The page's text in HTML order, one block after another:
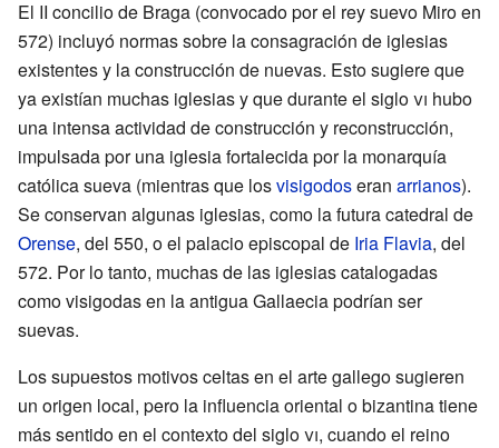
El II concilio de Braga (convocado por el rey suevo Miro en
572) incluyó normas sobre la consagración de iglesias
existentes y la construcción de nuevas. Esto sugiere que
ya existían muchas iglesias y que durante el siglovi hubo
una intensa actividad de construcción y reconstrucción,
impulsada por una iglesia fortalecida por la monarquía
católica sueva (mientras que losvisigodoseran arrianos).
Se conservan algunas iglesias, como la futura catedral de
Orense, del 550, o el palacio episcopal de Iria Flavia, del
572. Por lo tanto, muchas de las iglesias catalogadas
como visigodas en la antigua Gallaecia podrían ser
suevas.
Los supuestos motivos celtas en el arte gallego sugieren
un origen local, pero la influencia oriental o bizantina tiene
más sentido en el contexto del siglovi, cuando el reino